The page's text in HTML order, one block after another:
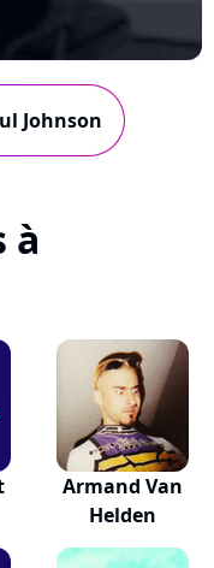
Johnson
à
Armand Van
Helden